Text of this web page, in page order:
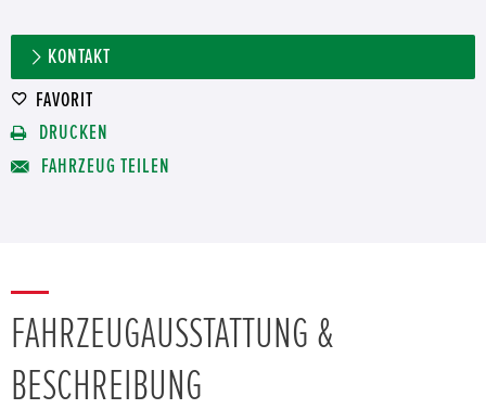
KONTAKT
FAVORIT
DRUCKEN
FAHRZEUG TEILEN
FAHRZEUGAUSSTATTUNG &
BESCHREIBUNG